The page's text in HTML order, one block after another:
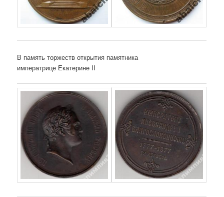
В память торжеств открытия памятника
императрице Екатерине II